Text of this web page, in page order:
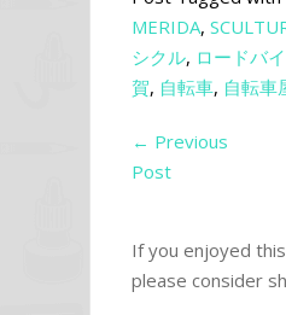
MERIDA,
シクル, ロードバ
賀, 自転車, 自転車
← Previous
Post
If you enjoyed
please consider